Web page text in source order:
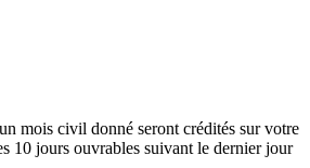
mois civil donné seront crédités sur votre
10 jours ouvrables suivant le dernier jour